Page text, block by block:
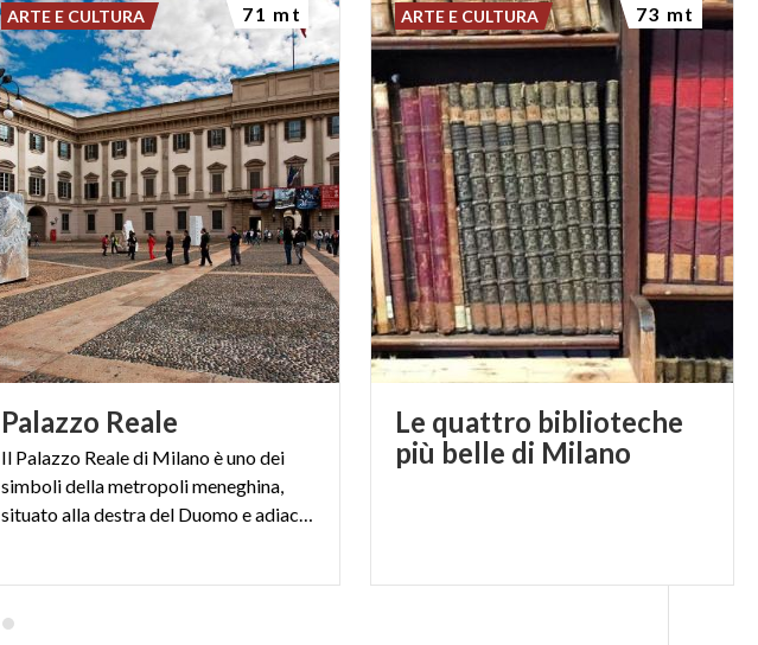
Palazzo Reale
Il Palazzo Reale di Milano è uno dei
simboli della metropoli meneghina,
situato alla destra del Duomo e adiacente all'Arengario.
ARTE E CULTURA 71 mt
Le quattro biblioteche
più belle di Milano
ARTE E CULTURA 73 mt